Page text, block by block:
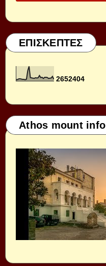
ΕΠΙΣΚΕΠΤΕΣ
2652404
Athos mount info